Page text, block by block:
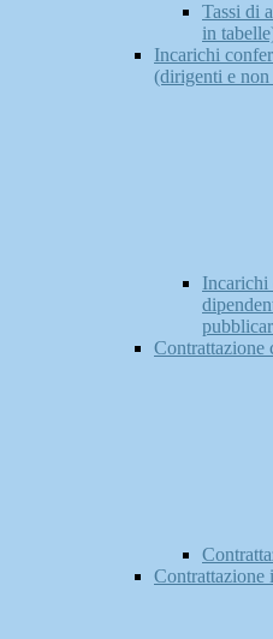
Tassi di
in
Incarichi
(dirigenti e
Incarichi
Contrattazione
Contrattazione